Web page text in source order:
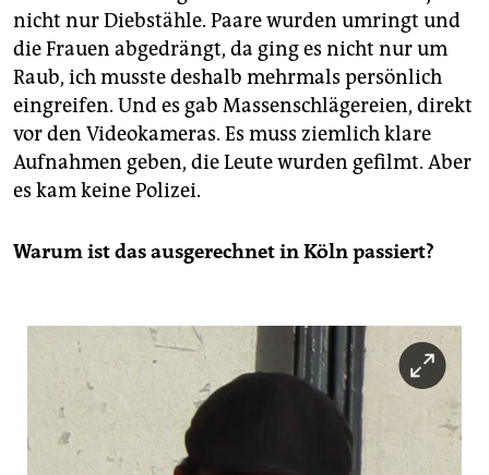
nicht nur Diebstähle. Paare wurden umringt und
die Frauen abgedrängt, da ging es nicht nur um
Raub, ich musste deshalb mehrmals persönlich
eingreifen. Und es gab Massenschlägereien, direkt
vor den Videokameras. Es muss ziemlich klare
Aufnahmen geben, die Leute wurden gefilmt. Aber
es kam keine Polizei.
Warum ist das ausgerechnet in Köln passiert?